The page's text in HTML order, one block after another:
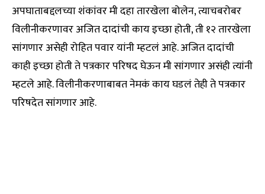
अपघाताबद्दलच्या शंकांवर मी दहा तारखेला बोलेन, त्याचबरोबर
विलीनीकरणावर अजित दादांची काय इच्छा होती, ती १२ तारखेला
सांगणार असेही रोहित पवार यांनी म्हटलं आहे. अजित दादांची
काही इच्छा होती ते पत्रकार परिषद घेऊन मी सांगणार असंही त्यांनी
म्हटले आहे. विलीनीकरणाबाबत नेमकं काय घडलं तेही ते पत्रकार
परिषदेत सांगणार आहे.